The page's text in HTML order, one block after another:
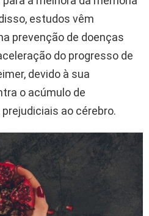
estudos vêm
prevenção de doenças
do progresso de
devido à sua
o acúmulo de
ao cérebro.